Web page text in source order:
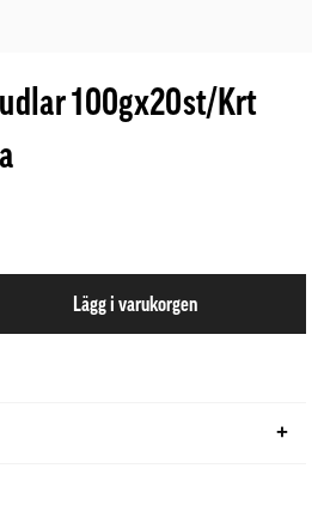
100gx20st/Krt
Lägg i varukorgen